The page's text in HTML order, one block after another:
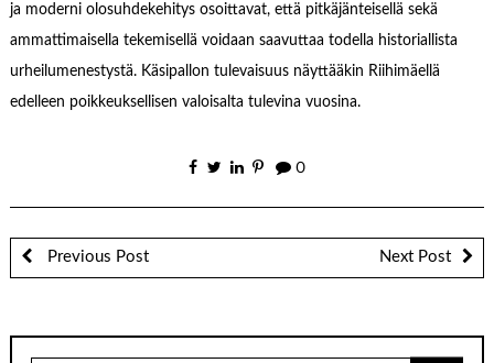
ja moderni olosuhdekehitys osoittavat, että pitkäjänteisellä sekä
ammattimaisella tekemisellä voidaan saavuttaa todella historiallista
urheilumenestystä. Käsipallon tulevaisuus näyttääkin Riihimäellä
edelleen poikkeuksellisen valoisalta tulevina vuosina.
0
Previous Post Next Post